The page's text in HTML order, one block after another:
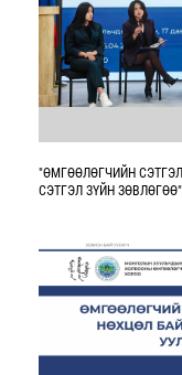
"ӨМГӨӨЛӨГЧИЙН
СЭТГЭЛ ЗҮЙН